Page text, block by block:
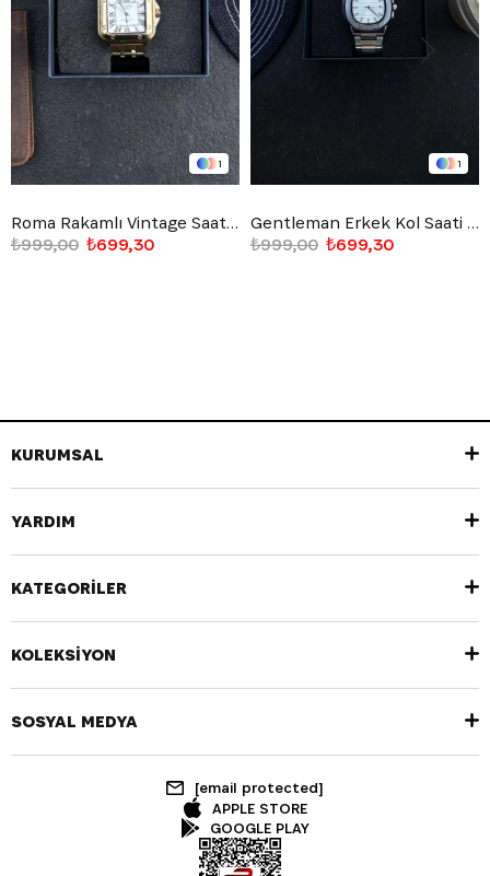
1
Roma Rakamlı Vintage Saat Altın Sarısı
₺699,30
₺999,00
1
Gentleman Erkek Kol Saati Beyaz
₺699,30
₺999,00
KURUMSAL
YARDIM
KATEGORİLER
KOLEKSİYON
SOSYAL MEDYA
[email protected]
APPLE STORE
GOOGLE PLAY